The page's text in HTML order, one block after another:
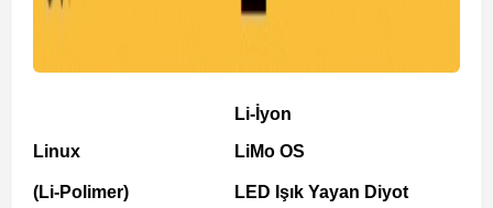
Linux
(Li-Polimer)
Li-İyon
LiMo OS
LED Işık Yayan Diyot